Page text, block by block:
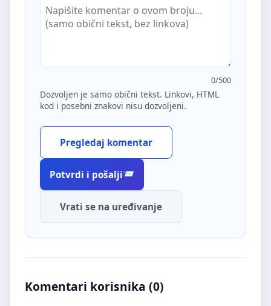
0/500
Dozvoljen je samo obični tekst. Linkovi, HTML
kod i posebni znakovi nisu dozvoljeni.
Pregledaj komentar
Potvrdi i pošalji
Vrati se na uređivanje
Komentari korisnika (0)